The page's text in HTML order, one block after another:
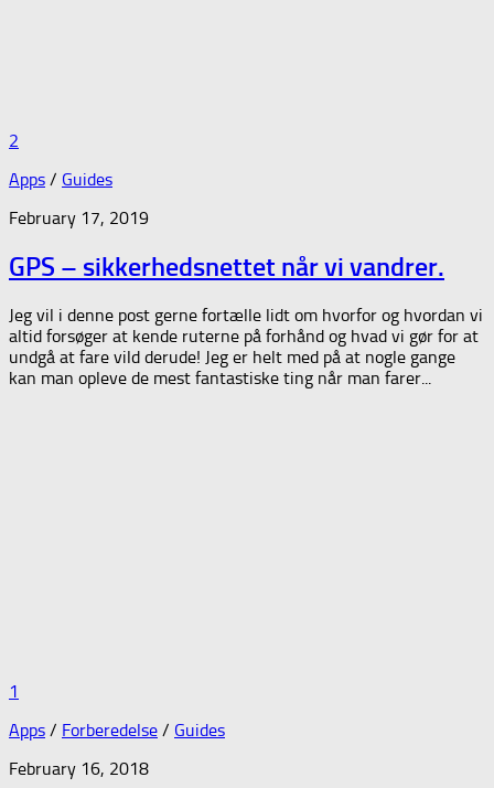
2
Apps / Guides
February 17, 2019
GPS – sikkerhedsnettet når vi vandrer.
Jeg vil i denne post gerne fortælle lidt om hvorfor og hvordan vi
altid forsøger at kende ruterne på forhånd og hvad vi gør for at
undgå at fare vild derude! Jeg er helt med på at nogle gange
kan man opleve de mest fantastiske ting når man farer...
1
Apps / Forberedelse / Guides
February 16, 2018